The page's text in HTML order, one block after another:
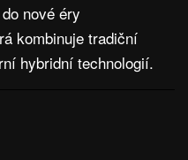
nové éry
kombinuje tradiční
hybridní technologií.